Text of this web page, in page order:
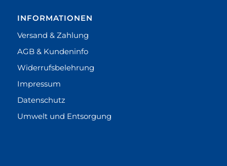
INFORMATIONEN
Versand & Zahlung
AGB & Kundeninfo
Widerrufsbelehrung
Impressum
Datenschutz
Umwelt und Entsorgung